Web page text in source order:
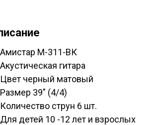
Амистар М-311-ВК
Акустическая гитара
Цвет черный матовый
Размер 39" (4/4)
Количество струн 6 шт.
Для детей 10 -12 лет и взрослых